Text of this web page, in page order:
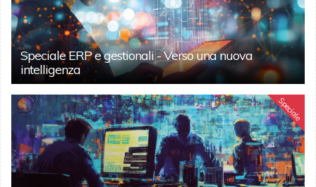
Speciale ERP e gestionali - Verso una nuova
intelligenza
Speciale